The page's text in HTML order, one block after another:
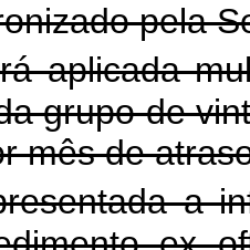
pela
aplicada
grupo de
mês de
a